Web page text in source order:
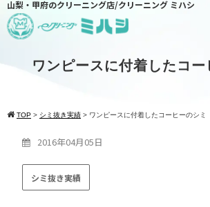
山梨・甲府のクリーニング店/クリーニング ミハシ
ワンピースに付着したコー
TOP > シミ抜き実績 > ワンピースに付着したコーヒーのシミ
2016年04月05日
シミ抜き実績